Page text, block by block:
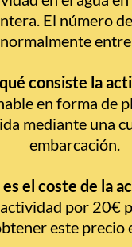
El número
entre
consiste la
en forma de
mediante una
embarcación.
es el coste de la
por 20€
este precio